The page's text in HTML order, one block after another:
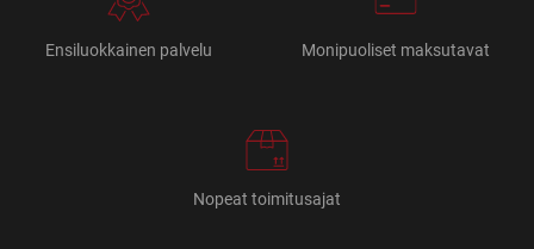
Ensiluokkainen palvelu Monipuoliset maksutavat
Nopeat toimitusajat